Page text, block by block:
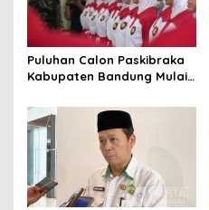
Puluhan Calon Paskibraka
Kabupaten Bandung Mulai